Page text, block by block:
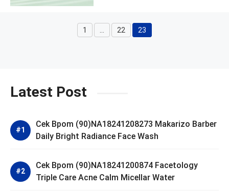
Page
1 Page
22 Page
23
Latest Post
Cek Bpom (90)NA18241208273 Makarizo Barber
Daily Bright Radiance Face Wash
Cek Bpom (90)NA18241200874 Facetology
Triple Care Acne Calm Micellar Water